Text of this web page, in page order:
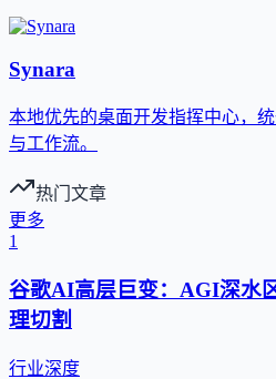
Synara
本地优先的桌面开发指挥中心，
与工作流。
热门文章
更多
1
谷歌AI高层巨变：AGI深水
理切割
行业深度